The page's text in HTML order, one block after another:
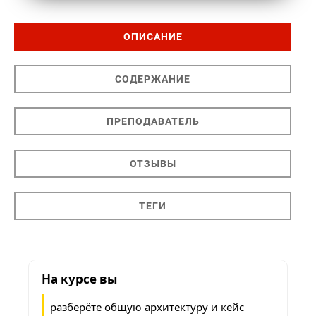
ОПИСАНИЕ
СОДЕРЖАНИЕ
ПРЕПОДАВАТЕЛЬ
ОТЗЫВЫ
ТЕГИ
На курсе вы
разберёте общую архитектуру и кейс